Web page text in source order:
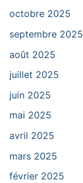
octobre 2025
septembre 2025
août 2025
juillet 2025
juin 2025
mai 2025
avril 2025
mars 2025
février 2025